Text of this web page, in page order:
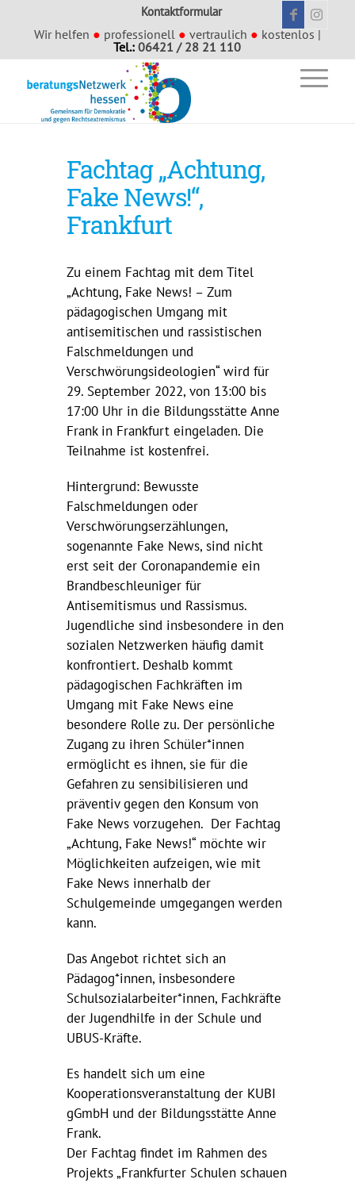
Kontaktformular
Wir helfen ● professionell ● vertraulich ● kostenlos |
Tel.:06421 / 28 21 110
Fachtag „Achtung,
Fake News!“,
Frankfurt
Zu einem Fachtag mit dem Titel
„Achtung, Fake News! – Zum
pädagogischen Umgang mit
antisemitischen und rassistischen
Falschmeldungen und
Verschwörungsideologien“ wird für
29. September 2022, von 13:00 bis
17:00 Uhr in die Bildungsstätte Anne
Frank in Frankfurt eingeladen. Die
Teilnahme ist kostenfrei.
Hintergrund: Bewusste
Falschmeldungen oder
Verschwörungserzählungen,
sogenannte Fake News, sind nicht
erst seit der Coronapandemie ein
Brandbeschleuniger für
Antisemitismus und Rassismus.
Jugendliche sind insbesondere in den
sozialen Netzwerken häufig damit
konfrontiert. Deshalb kommt
pädagogischen Fachkräften im
Umgang mit Fake News eine
besondere Rolle zu. Der persönliche
Zugang zu ihren Schüler*innen
ermöglicht es ihnen, sie für die
Gefahren zu sensibilisieren und
präventiv gegen den Konsum von
Fake News vorzugehen. Der Fachtag
„Achtung, Fake News!“ möchte wir
Möglichkeiten aufzeigen, wie mit
Fake News innerhalb der
Schulgemeinde umgegangen werden
kann.
Das Angebot richtet sich an
Pädagog*innen, insbesondere
Schulsozialarbeiter*innen, Fachkräfte
der Jugendhilfe in der Schule und
UBUS-Kräfte.
Es handelt sich um eine
Kooperationsveranstaltung der KUBI
gGmbH und der Bildungsstätte Anne
Frank.
Der Fachtag findet im Rahmen des
Projekts „Frankfurter Schulen schauen